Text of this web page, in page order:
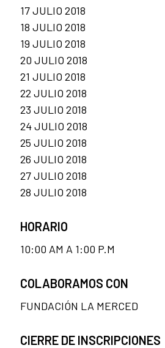
17 JULIO 2018
18 JULIO 2018
19 JULIO 2018
20 JULIO 2018
21 JULIO 2018
22 JULIO 2018
23 JULIO 2018
24 JULIO 2018
25 JULIO 2018
26 JULIO 2018
27 JULIO 2018
28 JULIO 2018
HORARIO
10:00 AM A 1:00 P.M
COLABORAMOS CON
FUNDACIÓN LA MERCED
CIERRE DE INSCRIPCIONES